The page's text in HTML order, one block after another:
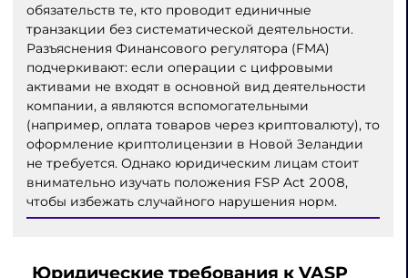
обязательств те, кто проводит единичные
транзакции без систематической деятельности.
Разъяснения Финансового регулятора (FMA)
подчеркивают: если операции с цифровыми
активами не входят в основной вид деятельности
компании, а являются вспомогательными
(например, оплата товаров через криптовалюту), то
оформление криптолицензии в Новой Зеландии
не требуется. Однако юридическим лицам стоит
внимательно изучать положения FSP Act 2008,
чтобы избежать случайного нарушения норм.
Юридические требования к VASP